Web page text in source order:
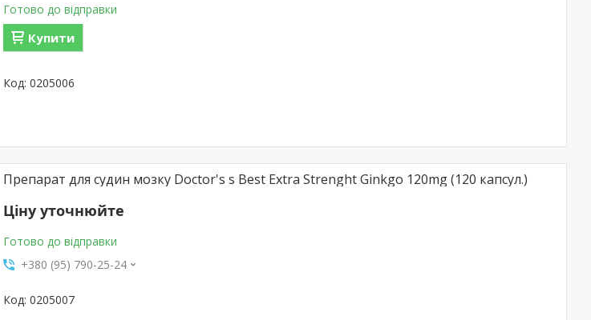
Готово до відправки
Купити
0205006
Препарат для судин мозку Doctor's s Best Extra Strenght Ginkgo 120mg (120 капсул.)
Ціну уточнюйте
Готово до відправки
+380 (95) 790-25-24
0205007